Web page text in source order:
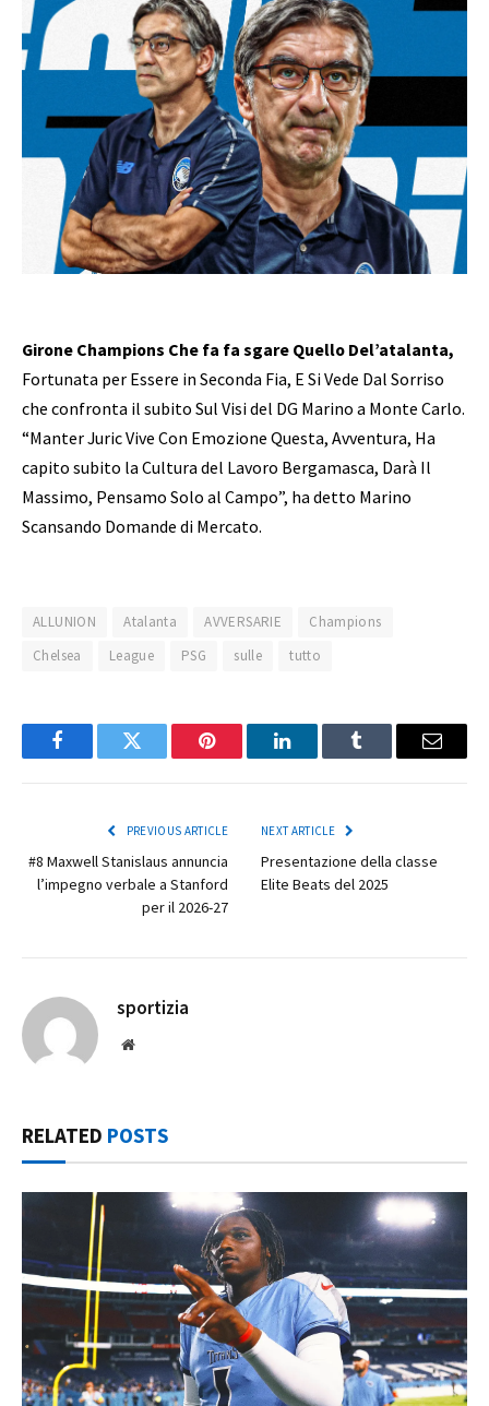
Girone Champions Che fa fa sgare Quello Del’atalanta,
Fortunata per Essere in Seconda Fia, E Si Vede Dal Sorriso
che confronta il subito Sul Visi del DG Marino a Monte Carlo.
“Manter Juric Vive Con Emozione Questa, Avventura, Ha
capito subito la Cultura del Lavoro Bergamasca, Darà Il
Massimo, Pensamo Solo al Campo”, ha detto Marino
Scansando Domande di Mercato.
ALLUNION Atalanta AVVERSARIE
Champions
Chelsea
League PSG sulle tutto
FacebookTwitter Pinterest LinkedInTumblr Email
PREVIOUS ARTICLE
#8 Maxwell Stanislaus annuncia
l’impegno verbale a Stanford
per il 2026-27
NEXT ARTICLE
Presentazione della classe
Elite Beats del 2025
sportizia
Website
RELATED POSTS